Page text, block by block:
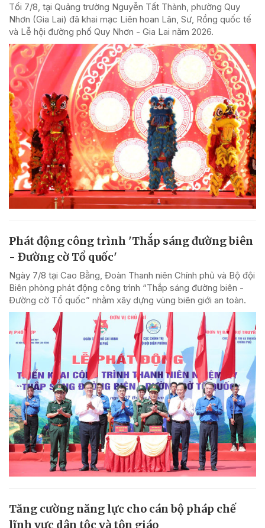
Tối 7/8, tại Quảng trường Nguyễn Tất Thành, phường Quy
Nhơn (Gia Lai) đã khai mạc Liên hoan Lân, Sư, Rồng quốc tế
và Lễ hội đường phố Quy Nhơn - Gia Lai năm 2026.
Phát động công trình 'Thắp sáng đường biên
- Đường cờ Tổ quốc'
Ngày 7/8 tại Cao Bằng, Đoàn Thanh niên Chính phủ và Bộ đội
Biên phòng phát động công trình “Thắp sáng đường biên -
Đường cờ Tổ quốc” nhằm xây dựng vùng biên giới an toàn.
Tăng cường năng lực cho cán bộ pháp chế
lĩnh vực dân tộc và tôn giáo